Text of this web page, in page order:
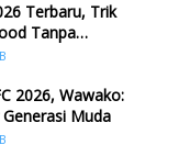
Terbaru, Trik
Tanpa
2026, Wawako:
Muda